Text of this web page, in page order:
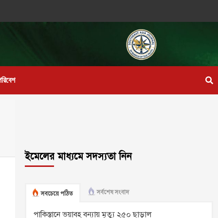
ইমেলের মাধ্যমে সদস্যতা নিন
সবচেয়ে পঠিত সর্বশেষ সংবাদ
পাকিস্তানে ভয়াবহ বন্যায় মৃত্যু ২৫০ ছাড়াল